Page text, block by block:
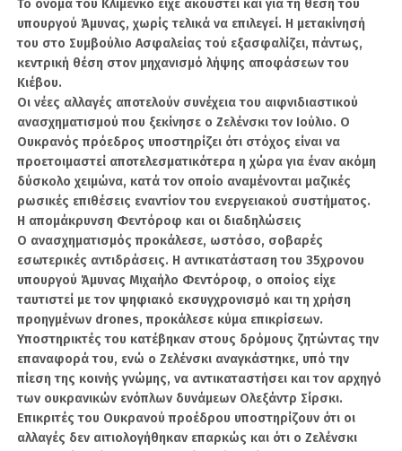
CHP: Βαρύ το τίμημα
των S-400 –
Προτεραιότητα σε
KAAN, Eurofighter και
F-16
Κριτική στην απόφαση της Τουρκίας να
προμηθευτεί το ρωσικό αντιαεροπορικό
σύστημα S-400 άσκησε ο αντιπρόεδρος του
Ρεπουμπλικανικού Λαϊκού Κόμματος (CHP),
Γιανκί Μπαγτζίογλου, ενώ παράλληλα
υποστήριξε την ανάγκη άμεσης ενίσχυσης της
τουρκικής αεράμυνας και αεροπορίας με
ρεαλιστικές επιλογές εξοπλισμού.
Αναφερόμενος στις δηλώσεις του υπουργού
Εθνικής Άμυνας της Τουρκίας, Γιασάρ Γκιουλέρ,
Το όνομα του Κλιμένκο είχε ακουστεί και για τη θέση του
υπουργού Άμυνας, χωρίς τελικά να επιλεγεί. Η μετακίνησή
του στο Συμβούλιο Ασφαλείας τού εξασφαλίζει, πάντως,
κεντρική θέση στον μηχανισμό λήψης αποφάσεων του
Κιέβου.
Οι νέες αλλαγές αποτελούν συνέχεια του αιφνιδιαστικού
ανασχηματισμού που ξεκίνησε ο Ζελένσκι τον Ιούλιο. Ο
Ουκρανός πρόεδρος υποστηρίζει ότι στόχος είναι να
προετοιμαστεί αποτελεσματικότερα η χώρα για έναν ακόμη
δύσκολο χειμώνα, κατά τον οποίο αναμένονται μαζικές
ρωσικές επιθέσεις εναντίον του ενεργειακού συστήματος.
Η απομάκρυνση Φεντόροφ και οι διαδηλώσεις
Ο ανασχηματισμός προκάλεσε, ωστόσο, σοβαρές
εσωτερικές αντιδράσεις. Η αντικατάσταση του 35χρονου
υπουργού Άμυνας Μιχαήλο Φεντόροφ, ο οποίος είχε
ταυτιστεί με τον ψηφιακό εκσυγχρονισμό και τη χρήση
προηγμένων drones, προκάλεσε κύμα επικρίσεων.
Υποστηρικτές του κατέβηκαν στους δρόμους ζητώντας την
επαναφορά του, ενώ ο Ζελένσκι αναγκάστηκε, υπό την
πίεση της κοινής γνώμης, να αντικαταστήσει και τον αρχηγό
των ουκρανικών ενόπλων δυνάμεων Ολεξάντρ Σίρσκι.
Επικριτές του Ουκρανού προέδρου υποστηρίζουν ότι οι
αλλαγές δεν αιτιολογήθηκαν επαρκώς και ότι ο Ζελένσκι